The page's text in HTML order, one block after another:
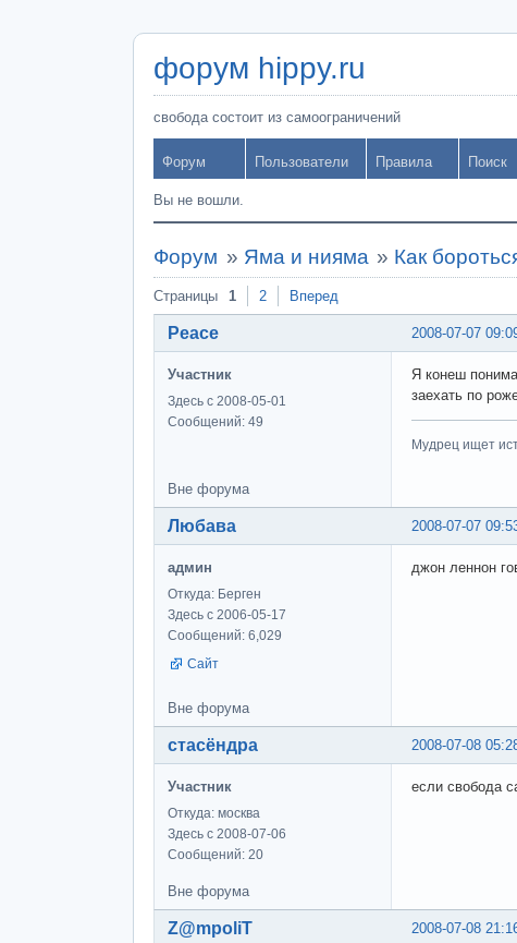
форум hippy.ru
свобода состоит из самоограничений
Форум Пользователи Правила Поиск
Вы не вошли.
Форум » Яма и нияма » Как
Страницы 1 2 Вперед
2008-07-07
Peace
Участник
Здесь с 2008-05-01
Сообщений: 49
Я конеш
заехать по
Мудрец ищет
Вне форума
2008-07-07
Любава
админ
Откуда: Берген
Здесь с 2006-05-17
Сообщений: 6,029
Сайт
джон леннон
Вне форума
2008-07-08
стасёндра
Участник
Откуда: москва
Здесь с 2008-07-06
Сообщений: 20
если свобода
Вне форума
2008-07-08
Z@mpoliT